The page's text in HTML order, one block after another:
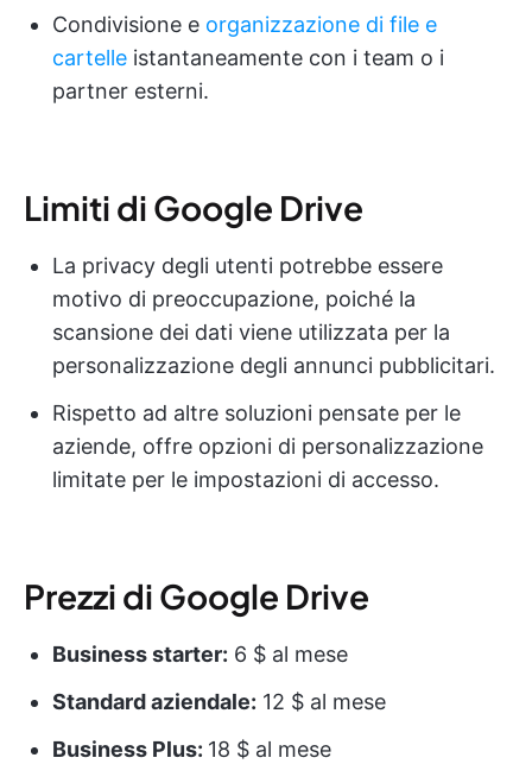
Condivisione e organizzazione di file e
cartelle istantaneamente con i team o i
partner esterni.
Limiti di Google Drive
La privacy degli utenti potrebbe essere
motivo di preoccupazione, poiché la
scansione dei dati viene utilizzata per la
personalizzazione degli annunci pubblicitari.
Rispetto ad altre soluzioni pensate per le
aziende, offre opzioni di personalizzazione
limitate per le impostazioni di accesso.
Prezzi di Google Drive
Business starter: 6 $ al mese
Standard aziendale: 12 $ al mese
Business Plus: 18 $ al mese